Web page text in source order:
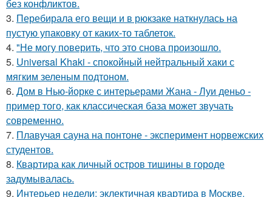
без конфликтов.
3. Перебирала его вещи и в рюкзаке наткнулась на
пустую упаковку от каких-то таблеток.
4. "Не могу поверить, что это снова произошло.
5. Universal Khaki - спокойный нейтральный хаки с
мягким зеленым подтоном.
6. Дом в Нью-йорке с интерьерами Жана - Луи деньо -
пример того, как классическая база может звучать
современно.
7. Плавучая сауна на понтоне - эксперимент норвежских
студентов.
8. Квартира как личный остров тишины в городе
задумывалась.
9. Интерьер недели: эклектичная квартира в Москве.